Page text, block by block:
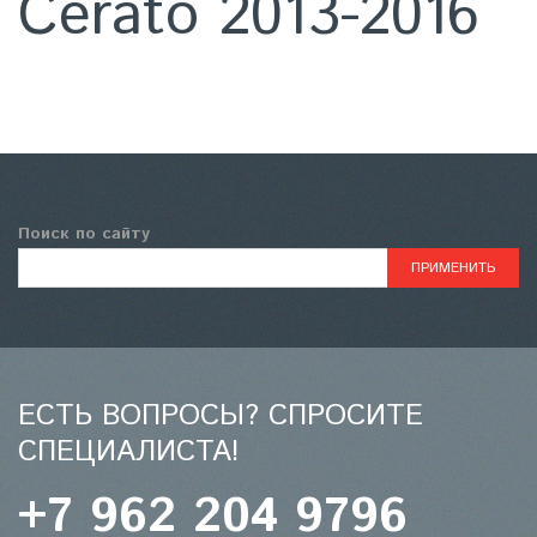
Поиск по сайту
ЕСТЬ ВОПРОСЫ? СПРОСИТЕ
СПЕЦИАЛИСТА!
+7 962 204 9796